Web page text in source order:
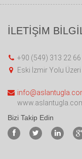
İLETİŞİM
+90 (549) 313 22 66
Eski İzmir Yolu
Bizi Takip Edin